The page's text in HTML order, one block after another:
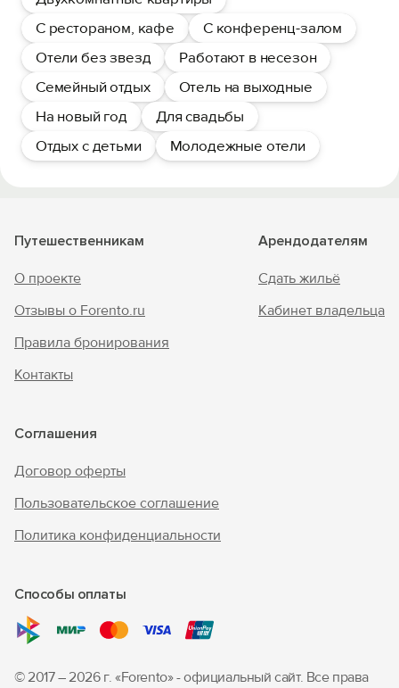
С рестораном, кафе
С конференц-залом
Отели без звезд
Работают в несезон
Семейный отдых
Отель на выходные
На новый год
Для свадьбы
Отдых с детьми
Молодежные отели
Путешественникам
О проекте
Отзывы о Forento.ru
Правила бронирования
Контакты
Арендодателям
Сдать жильё
Кабинет владельца
Соглашения
Договор оферты
Пользовательское соглашение
Политика конфиденциальности
Способы оплаты
© 2017 – 2026 г. «Forento» - официальный сайт. Все права